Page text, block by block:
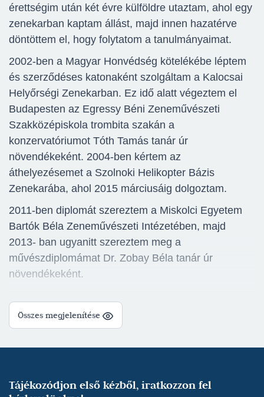
érettségim után két évre külföldre utaztam, ahol egy
zenekarban kaptam állást, majd innen hazatérve
döntöttem el, hogy folytatom a tanulmányaimat.
2002-ben a Magyar Honvédség kötelékébe léptem
és szerződéses katonaként szolgáltam a Kalocsai
Helyőrségi Zenekarban. Ez idő alatt végeztem el
Budapesten az Egressy Béni Zeneművészeti
Szakközépiskola trombita szakán a
konzervatóriumot Tóth Tamás tanár úr
növendékeként. 2004-ben kértem az
áthelyezésemet a Szolnoki Helikopter Bázis
Zenekarába, ahol 2015 márciusáig dolgoztam.
2011-ben diplomát szereztem a Miskolci Egyetem
Bartók Béla Zeneművészeti Intézetében, majd
2013- ban ugyanitt szereztem meg a
művészdiplomámat Dr. Zobay Béla tanár úr
növendékeként.
Szolnoki Szimfonikus Zenekarban és a Szigligeti
Színházban.
2015 óta Kecskeméten folytattam a pályámat és az
tanszakán trombitatanári állást töltöttem be. Emellett
Összes megjelenítése
Tájékozódjon első kézből, iratkozzon fel